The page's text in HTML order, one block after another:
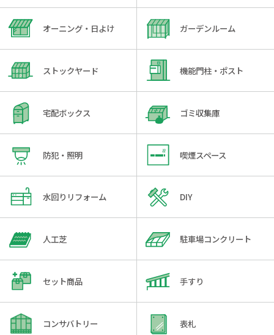
オーニング・日よけ ガーデンルーム
ストックヤード 機能門柱・ポスト
宅配ボックス ゴミ収集庫
防犯・照明 喫煙スペース
水回りリフォーム DIY
人工芝 駐車場コンクリート
セット商品 手すり
コンサバトリー 表札